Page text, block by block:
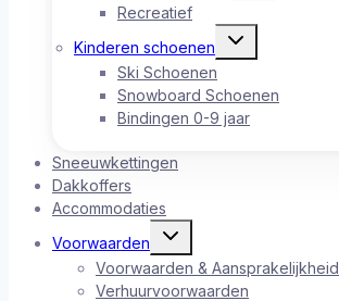
Recreatief
Kinderen schoenen
Toggle
submenu
Ski Schoenen
Snowboard Schoenen
Bindingen 0-9 jaar
Sneeuwkettingen
Dakkoffers
Accommodaties
Voorwaarden
Toggle
submenu
Voorwaarden & Aansprakelijkheid
Verhuurvoorwaarden